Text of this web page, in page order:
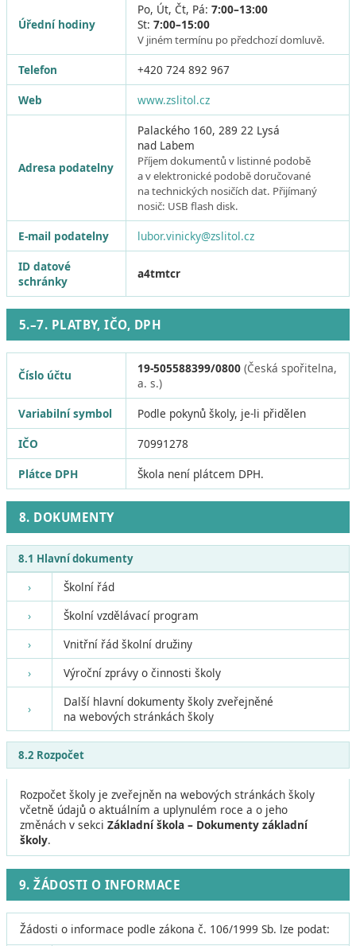
Úřední hodiny
Po, Út, Čt, Pá: 7:00–13:00
St: 7:00–15:00
V jiném termínu po předchozí domluvě.
Telefon
+420 724 892 967
Web
www.zslitol.cz
Adresa podatelny
Palackého 160, 289 22 Lysá
nad Labem
Příjem dokumentů v listinné podobě
a v elektronické podobě doručované
na technických nosičích dat. Přijímaný
nosič: USB flash disk.
E-mail podatelny
lubor.vinicky@zslitol.cz
ID datové
schránky
a4tmtcr
5.–7. PLATBY, IČO, DPH
Číslo účtu 19-505588399/0800 (Česká spořitelna,
a. s.)
Variabilní symbol
Podle pokynů školy, je-li přidělen
IČO
70991278
Plátce DPH
Škola není plátcem DPH.
8. DOKUMENTY
8.1 Hlavní dokumenty
›
Školní řád
›
Školní vzdělávací program
›
Vnitřní řád školní družiny
›
Výroční zprávy o činnosti školy
›
Další hlavní dokumenty školy zveřejněné
na webových stránkách školy
8.2 Rozpočet
Rozpočet školy je zveřejněn na webových stránkách školy
včetně údajů o aktuálním a uplynulém roce a o jeho
změnách v sekci Základní škola – Dokumenty základní
školy.
9. ŽÁDOSTI O INFORMACE
Žádosti o informace podle zákona č. 106/1999 Sb. lze podat: